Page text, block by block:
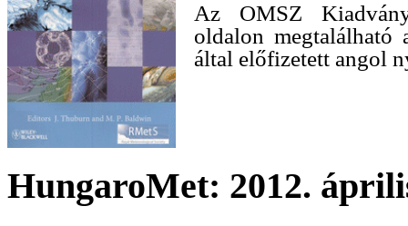
Az OMSZ
oldalon megtalálható
által előfizetett angol
HungaroMet: 2012.